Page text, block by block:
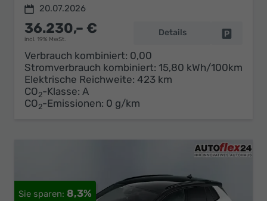
20.07.2026
36.230,– €
incl. 19% MwSt.
Details
Verbrauch kombiniert: 0,00
Stromverbrauch kombiniert: 15,80 kWh/100km
Elektrische Reichweite: 423 km
CO2-Klasse: A
CO2-Emissionen: 0 g/km
8,3%